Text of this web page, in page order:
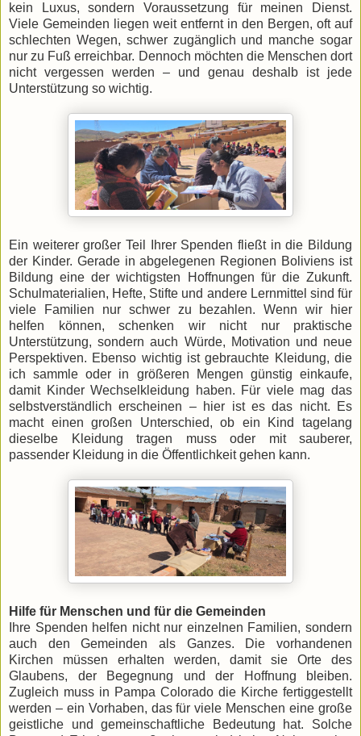
kein Luxus, sondern Voraussetzung für meinen Dienst.
Viele Gemeinden liegen weit entfernt in den Bergen, oft auf
schlechten Wegen, schwer zugänglich und manche sogar
nur zu Fuß erreichbar. Dennoch möchten die Menschen dort
nicht vergessen werden – und genau deshalb ist jede
Unterstützung so wichtig.
Ein weiterer großer Teil Ihrer Spenden fließt in die Bildung
der Kinder. Gerade in abgelegenen Regionen Boliviens ist
Bildung eine der wichtigsten Hoffnungen für die Zukunft.
Schulmaterialien, Hefte, Stifte und andere Lernmittel sind für
viele Familien nur schwer zu bezahlen. Wenn wir hier
helfen können, schenken wir nicht nur praktische
Unterstützung, sondern auch Würde, Motivation und neue
Perspektiven. Ebenso wichtig ist gebrauchte Kleidung, die
ich sammle oder in größeren Mengen günstig einkaufe,
damit Kinder Wechselkleidung haben. Für viele mag das
selbstverständlich erscheinen – hier ist es das nicht. Es
macht einen großen Unterschied, ob ein Kind tagelang
dieselbe Kleidung tragen muss oder mit sauberer,
passender Kleidung in die Öffentlichkeit gehen kann.
Hilfe für Menschen und für die Gemeinden
Ihre Spenden helfen nicht nur einzelnen Familien, sondern
auch den Gemeinden als Ganzes. Die vorhandenen
Kirchen müssen erhalten werden, damit sie Orte des
Glaubens, der Begegnung und der Hoffnung bleiben.
Zugleich muss in Pampa Colorado die Kirche fertiggestellt
werden – ein Vorhaben, das für viele Menschen eine große
geistliche und gemeinschaftliche Bedeutung hat. Solche